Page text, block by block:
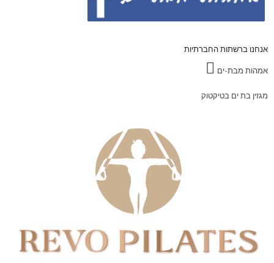
אנחנו ברשתות החברתיות
אמהות מבת-ים
מגזין בת ים בטיקטוק